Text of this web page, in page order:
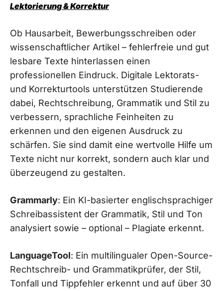
Lektorierung & Korrektur
Ob Hausarbeit, Bewerbungsschreiben oder
wissenschaftlicher Artikel – fehlerfreie und gut
lesbare Texte hinterlassen einen
professionellen Eindruck. Digitale Lektorats-
und Korrekturtools unterstützen Studierende
dabei, Rechtschreibung, Grammatik und Stil zu
verbessern, sprachliche Feinheiten zu
erkennen und den eigenen Ausdruck zu
schärfen. Sie sind damit eine wertvolle Hilfe um
Texte nicht nur korrekt, sondern auch klar und
überzeugend zu gestalten.
Grammarly: Ein KI-basierter englischsprachiger
Schreibassistent der Grammatik, Stil und Ton
analysiert sowie – optional – Plagiate erkennt.
LanguageTool: Ein multilingualer Open-Source-
Rechtschreib- und Grammatikprüfer, der Stil,
Tonfall und Tippfehler erkennt und auf über 30